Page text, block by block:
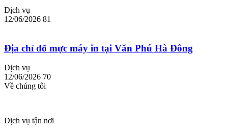
Dịch vụ
12/06/2026 81
Địa chỉ đổ mực máy in tại Văn Phú Hà Đông
Dịch vụ
12/06/2026 70
Về chúng tôi
Dịch vụ tận nơi